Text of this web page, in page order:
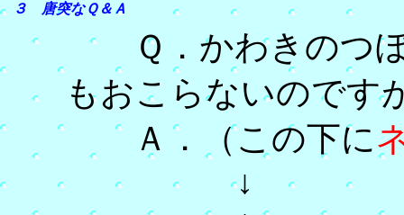
３ 唐突なＱ＆Ａ
Ｑ．かわきのつぼ
もおこらないのです
Ａ．（この下に
↓